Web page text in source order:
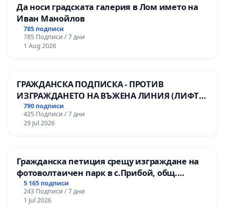
Да носи градската галерия в Лом името на
Иван Манойлов
785 подписи
785 Подписи / 7 дни
1 Aug 2026
ГРАЖДАНСКА ПОДПИСКА - ПРОТИВ
ИЗГРАЖДАНЕТО НА ВЪЖЕНА ЛИНИЯ (ЛИФТ)
НА ТЕРИТОРИЯТА НА ПРИРОДНА
ЗАБЕЛЕЖИТЕЛНОСТ „ХЪЛМ НА
ОСВОБОДИТЕЛИТЕ“ (БУНАРДЖИК)
790 подписи
425 Подписи / 7 дни
29 Jul 2026
Гражданска петиция срещу изграждане на
фотоволтаичен парк в с.Прибой, общ.
Радомир
5 165 подписи
243 Подписи / 7 дни
1 Jul 2026